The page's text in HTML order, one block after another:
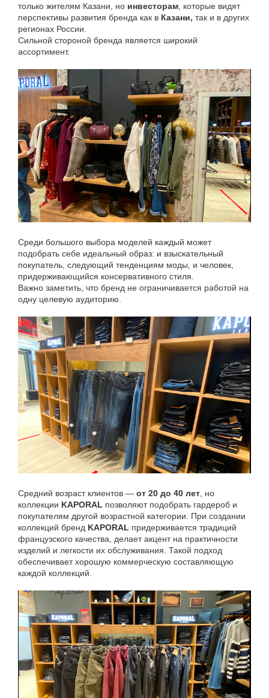
только жителям Казани, но инвесторам , которые видят
перспективы развития бренда как в Казани, так и в других
регионах России.
Сильной стороной бренда является широкий
ассортимент.
Среди большого выбора моделей каждый может
подобрать себе идеальный образ: и взыскательный
покупатель, следующий тенденциям моды, и человек,
придерживающийся консервативного стиля.
Важно заметить, что бренд не ограничивается работой на
одну целевую аудиторию.
Средний возраст клиентов — от 20 до 40 лет , но
коллекции KAPORAL позволяют подобрать гардероб и
покупателям другой возрастной категории. При создании
коллекций бренд KAPORAL придерживается традиций
французского качества, делает акцент на практичности
изделий и легкости их обслуживания. Такой подход
обеспечивает хорошую коммерческую составляющую
каждой коллекций.